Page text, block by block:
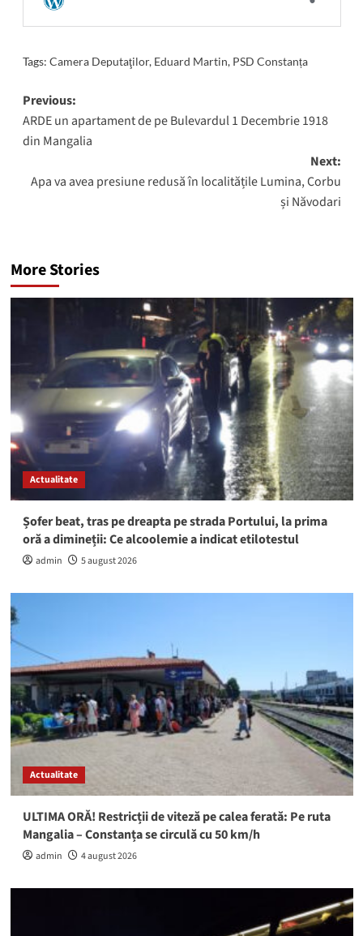
Tags: Camera Deputaţilor, Eduard Martin, PSD Constanța
Post
navigation
Previous:
ARDE un apartament de pe Bulevardul 1 Decembrie 1918
din Mangalia
Next:
Apa va avea presiune redusă în localitățile Lumina, Corbu
și Năvodari
More Stories
Actualitate
Șofer beat, tras pe dreapta pe strada Portului, la prima
oră a dimineții: Ce alcoolemie a indicat etilotestul
admin 5 august 2026
Actualitate
ULTIMA ORĂ! Restricții de viteză pe calea ferată: Pe ruta
Mangalia – Constanța se circulă cu 50 km/h
admin 4 august 2026